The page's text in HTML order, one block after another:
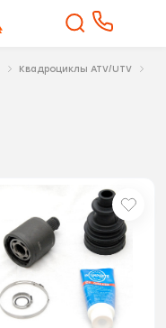
Квадроциклы ATV/UTV